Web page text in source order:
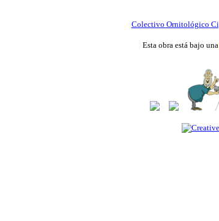
Colectivo Ornitológico
Esta obra está bajo una